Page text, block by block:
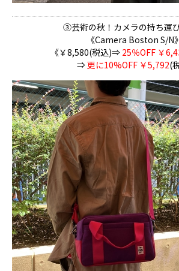
③芸術の秋！カメラの持ち運
《Camera Boston S/N》
《￥8,580(税込)⇒ 25％OFF ￥
⇒更に10%OFF ￥5,792(